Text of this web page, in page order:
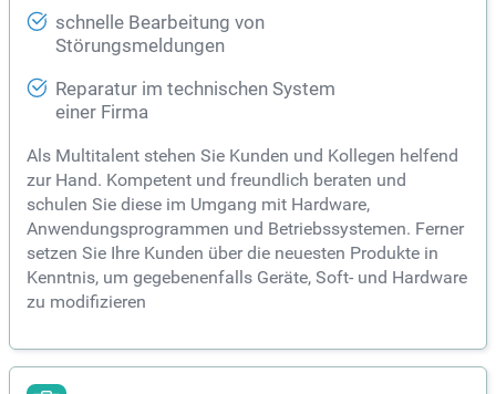
schnelle Bearbeitung von
Störungsmeldungen
Reparatur im technischen System
einer Firma
Als Multitalent stehen Sie Kunden und Kollegen helfend
zur Hand. Kompetent und freundlich beraten und
schulen Sie diese im Umgang mit Hardware,
Anwendungsprogrammen und Betriebssystemen. Ferner
setzen Sie Ihre Kunden über die neuesten Produkte in
Kenntnis, um gegebenenfalls Geräte, Soft- und Hardware
zu modifizieren